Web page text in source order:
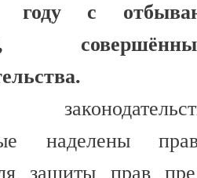
году с
наделены
защиты прав